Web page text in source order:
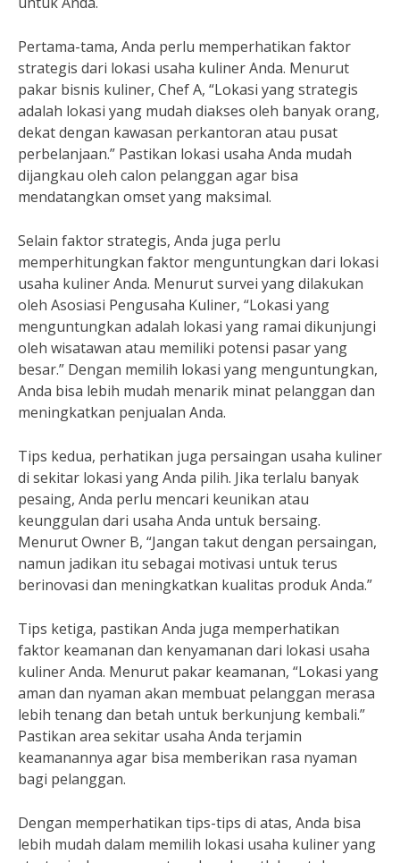
Pertama-tama, Anda perlu memperhatikan faktor
strategis dari lokasi usaha kuliner Anda. Menurut
pakar bisnis kuliner, Chef A, “Lokasi yang strategis
adalah lokasi yang mudah diakses oleh banyak orang,
dekat dengan kawasan perkantoran atau pusat
perbelanjaan.” Pastikan lokasi usaha Anda mudah
dijangkau oleh calon pelanggan agar bisa
mendatangkan omset yang maksimal.
Selain faktor strategis, Anda juga perlu
memperhitungkan faktor menguntungkan dari lokasi
usaha kuliner Anda. Menurut survei yang dilakukan
oleh Asosiasi Pengusaha Kuliner, “Lokasi yang
menguntungkan adalah lokasi yang ramai dikunjungi
oleh wisatawan atau memiliki potensi pasar yang
besar.” Dengan memilih lokasi yang menguntungkan,
Anda bisa lebih mudah menarik minat pelanggan dan
meningkatkan penjualan Anda.
Tips kedua, perhatikan juga persaingan usaha kuliner
di sekitar lokasi yang Anda pilih. Jika terlalu banyak
pesaing, Anda perlu mencari keunikan atau
keunggulan dari usaha Anda untuk bersaing.
Menurut Owner B, “Jangan takut dengan persaingan,
namun jadikan itu sebagai motivasi untuk terus
berinovasi dan meningkatkan kualitas produk Anda.”
Tips ketiga, pastikan Anda juga memperhatikan
faktor keamanan dan kenyamanan dari lokasi usaha
kuliner Anda. Menurut pakar keamanan, “Lokasi yang
aman dan nyaman akan membuat pelanggan merasa
lebih tenang dan betah untuk berkunjung kembali.”
Pastikan area sekitar usaha Anda terjamin
keamanannya agar bisa memberikan rasa nyaman
bagi pelanggan.
Dengan memperhatikan tips-tips di atas, Anda bisa
lebih mudah dalam memilih lokasi usaha kuliner yang